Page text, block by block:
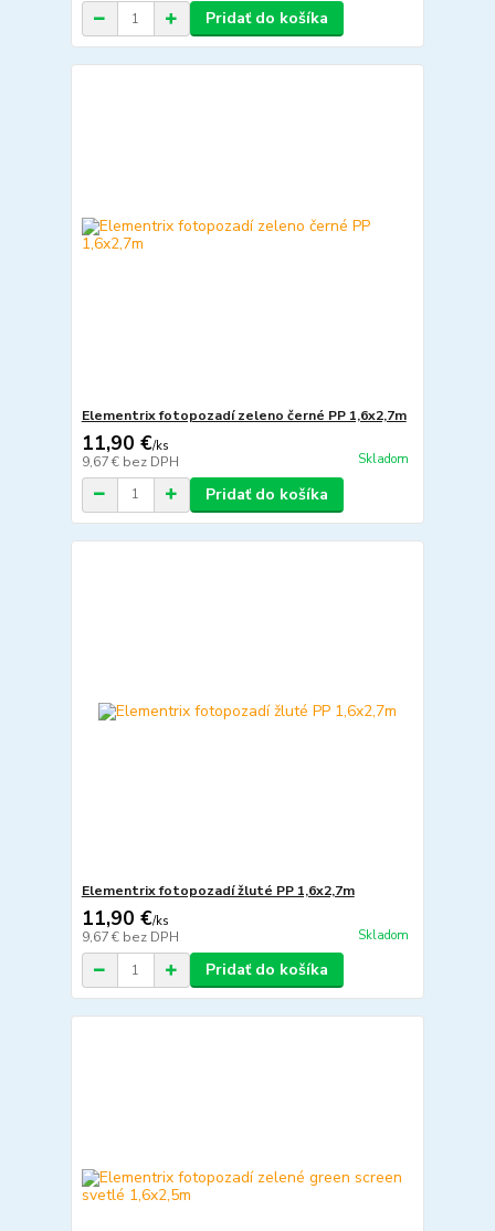
Pridať do košíka
Elementrix fotopozadí zeleno černé PP 1,6x2,7m
11,90 €/ks
9,67 € bez DPH Skladom
Pridať do košíka
Elementrix fotopozadí žluté PP 1,6x2,7m
11,90 €/ks
9,67 € bez DPH Skladom
Pridať do košíka